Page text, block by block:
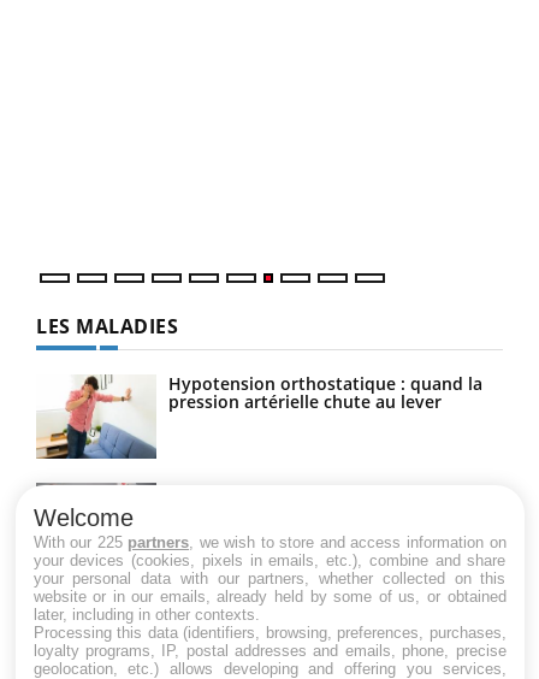
LES MALADIES
Hypotension orthostatique : quand la
pression artérielle chute au lever
Maladie de Charcot (Sclérose latérale
amyotrophique)
Welcome
With our 225 partners , we wish to store and access information on
your devices (cookies, pixels in emails, etc.), combine and share
your personal data with our partners, whether collected on this
website or in our emails, already held by some of us, or obtained
later, including in other contexts.
Processing this data (identifiers, browsing, preferences, purchases,
loyalty programs, IP, postal addresses and emails, phone, precise
geolocation, etc.) allows developing and offering you services,